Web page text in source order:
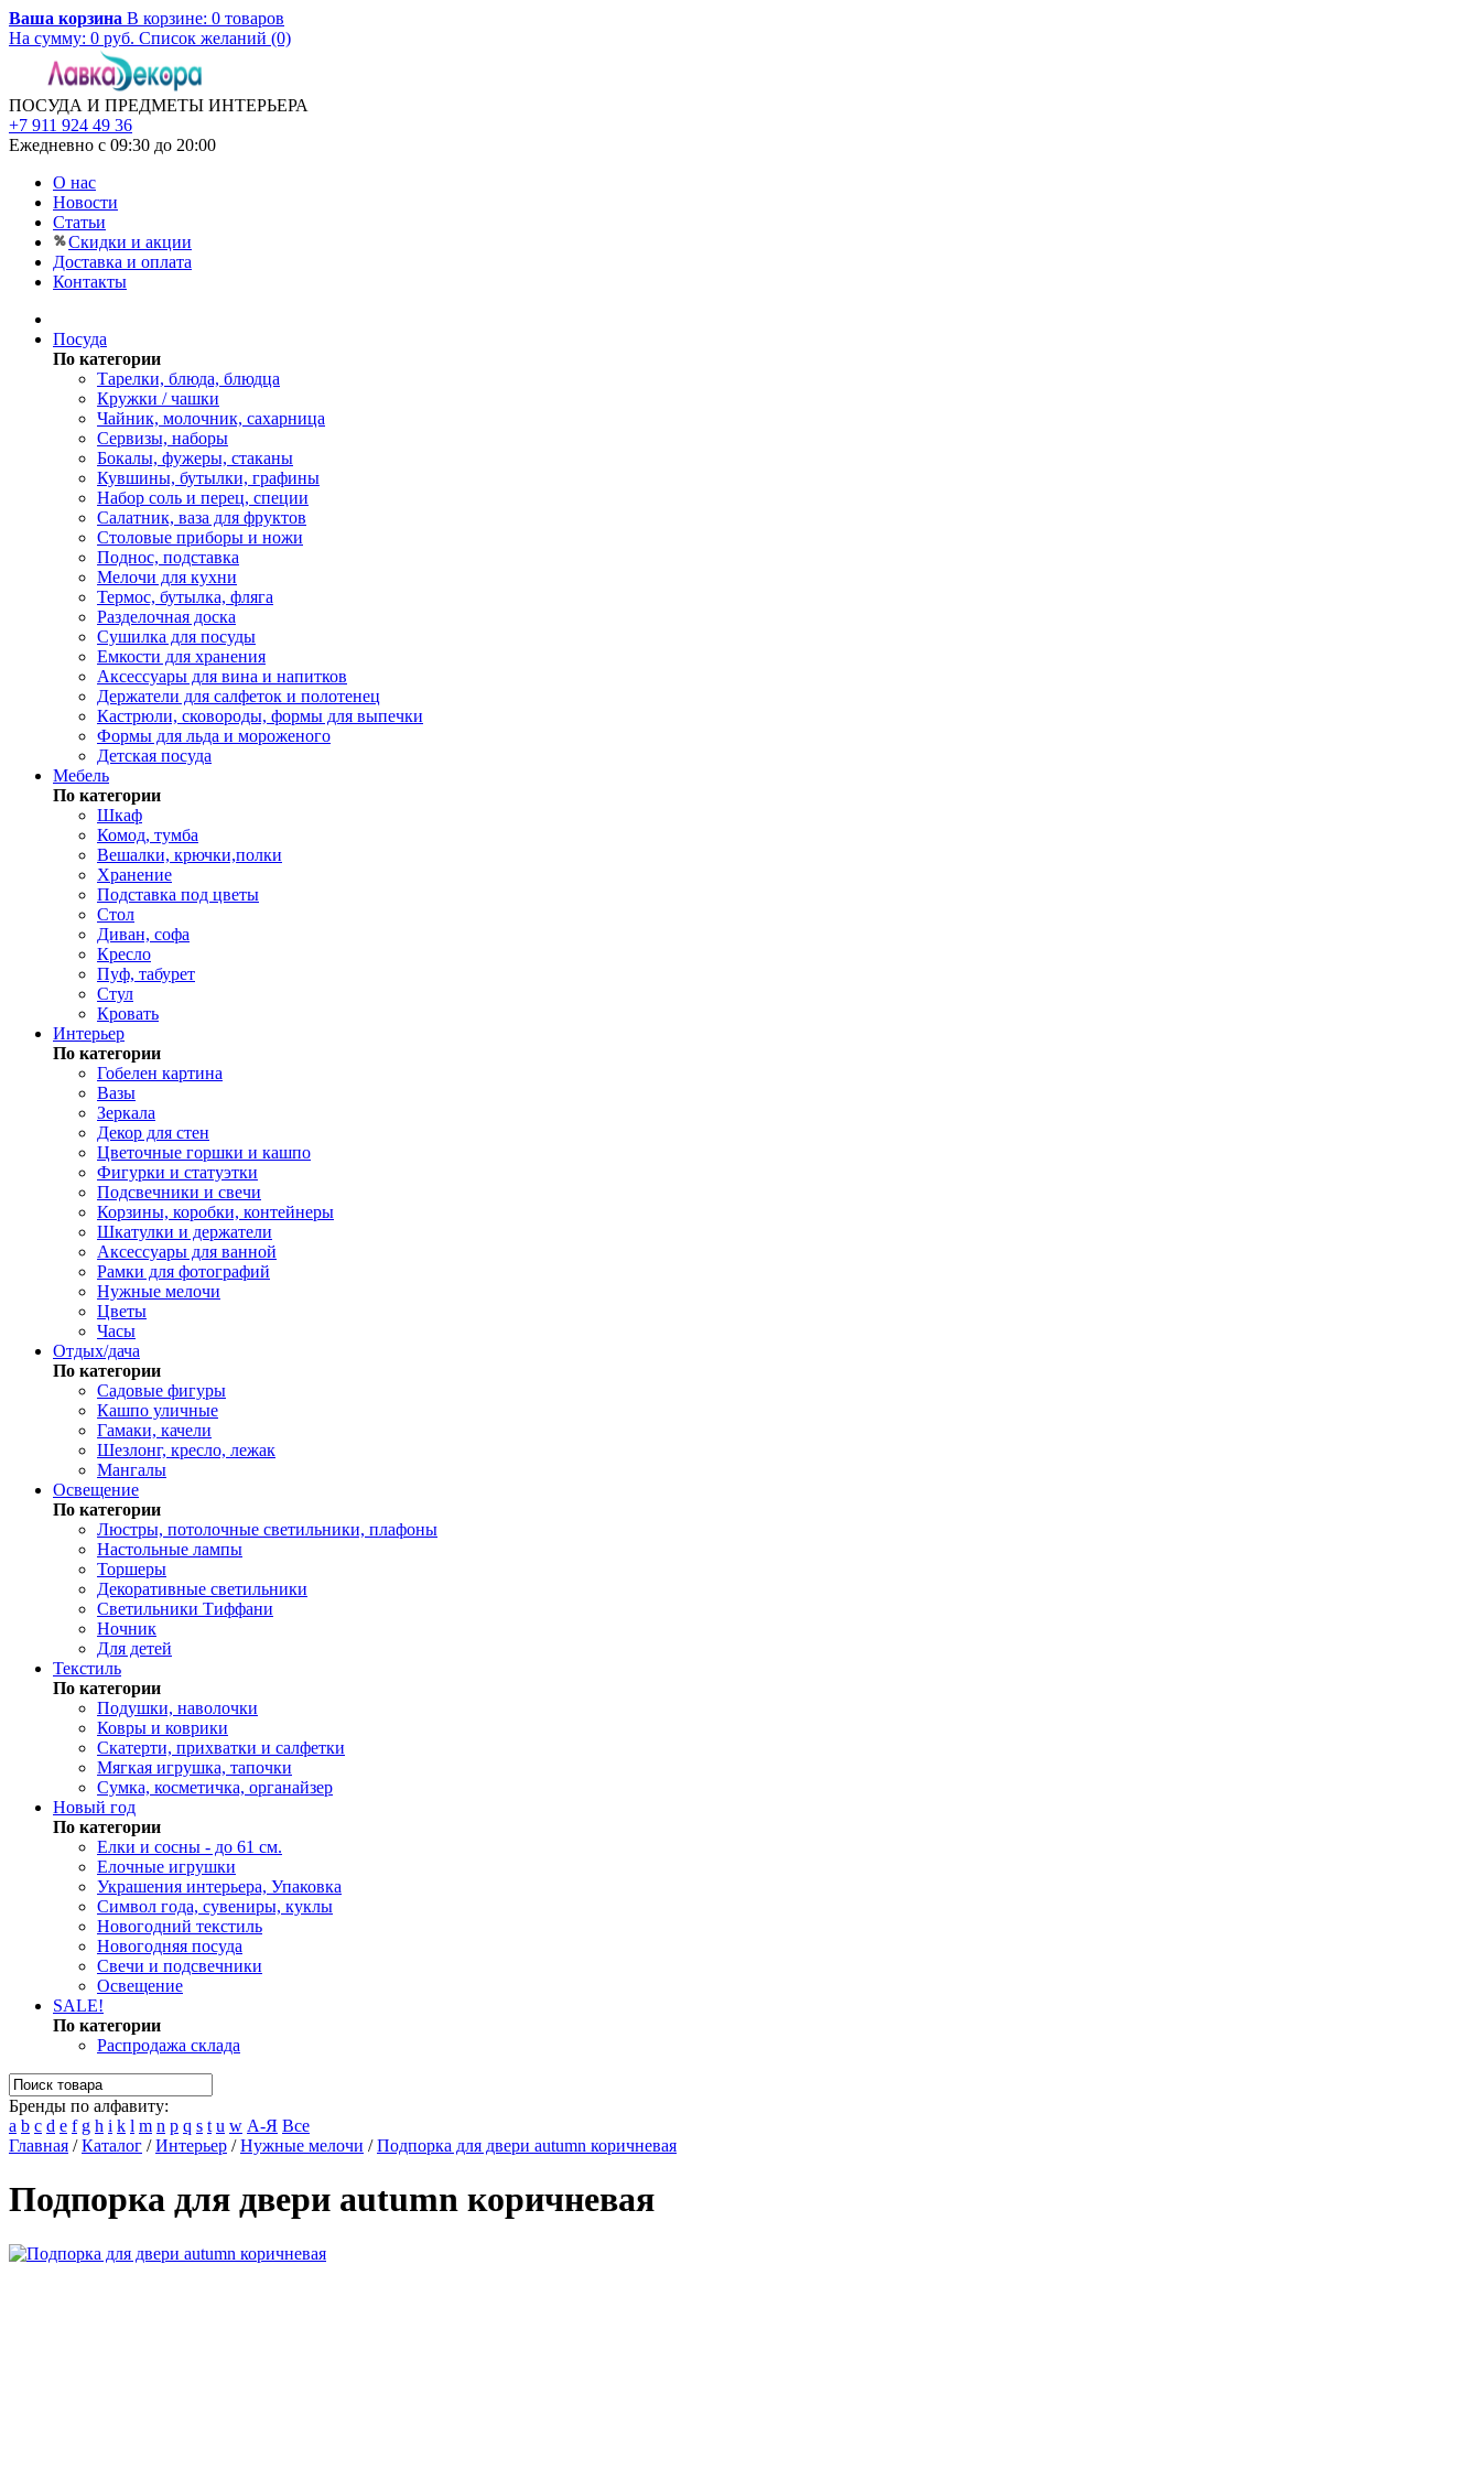
Ваша корзина В корзине: 0 товаров
На сумму: 0 руб. Список желаний (0)
ПОСУДА И ПРЕДМЕТЫ ИНТЕРЬЕРА
+7 911 924 49 36
Ежедневно с 09:30 до 20:00
О нас
Новости
Статьи
Скидки и акции
Доставка и оплата
Контакты
Посуда
По категории
Тарелки, блюда, блюдца
Кружки / чашки
Чайник, молочник, сахарница
Сервизы, наборы
Бокалы, фужеры, стаканы
Кувшины, бутылки, графины
Набор соль и перец, специи
Салатник, ваза для фруктов
Столовые приборы и ножи
Поднос, подставка
Мелочи для кухни
Термос, бутылка, фляга
Разделочная доска
Сушилка для посуды
Емкости для хранения
Аксессуары для вина и напитков
Держатели для салфеток и полотенец
Кастрюли, сковороды, формы для выпечки
Формы для льда и мороженого
Детская посуда
Мебель
По категории
Шкаф
Комод, тумба
Вешалки, крючки,полки
Хранение
Подставка под цветы
Стол
Диван, софа
Кресло
Пуф, табурет
Стул
Кровать
Интерьер
По категории
Гобелен картина
Вазы
Зеркала
Декор для стен
Цветочные горшки и кашпо
Фигурки и статуэтки
Подсвечники и свечи
Корзины, коробки, контейнеры
Шкатулки и держатели
Аксессуары для ванной
Рамки для фотографий
Нужные мелочи
Цветы
Часы
Отдых/дача
По категории
Садовые фигуры
Кашпо уличные
Гамаки, качели
Шезлонг, кресло, лежак
Мангалы
Освещение
По категории
Люстры, потолочные светильники, плафоны
Настольные лампы
Торшеры
Декоративные светильники
Светильники Тиффани
Ночник
Для детей
Текстиль
По категории
Подушки, наволочки
Ковры и коврики
Скатерти, прихватки и салфетки
Мягкая игрушка, тапочки
Сумка, косметичка, органайзер
Новый год
По категории
Елки и сосны - до 61 см.
Елочные игрушки
Украшения интерьера, Упаковка
Символ года, сувениры, куклы
Новогодний текстиль
Новогодняя посуда
Свечи и подсвечники
Освещение
SALE!
По категории
Распродажа склада
Бренды по алфавиту:
a b c d e f g h i k l m n p q s t u w А-Я Все
Главная /Каталог /Интерьер /Нужные мелочи /Подпорка для двери autumn коричневая
Подпорка для двери autumn коричневая